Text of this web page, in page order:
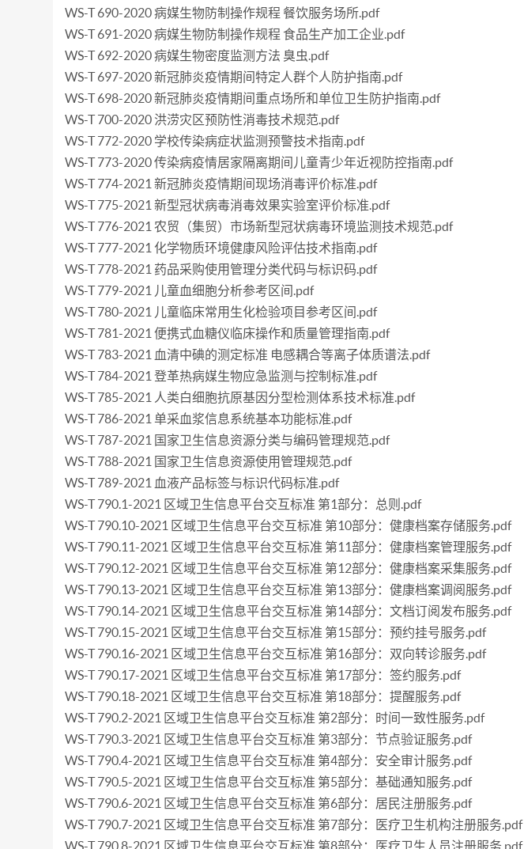
WS-T 690-2020 病媒生物防制操作规程 餐饮服务场所.pdf
WS-T 691-2020 病媒生物防制操作规程 食品生产加工企业.pdf
WS-T 692-2020 病媒生物密度监测方法 臭虫.pdf
WS-T 697-2020 新冠肺炎疫情期间特定人群个人防护指南.pdf
WS-T 698-2020 新冠肺炎疫情期间重点场所和单位卫生防护指南.pdf
WS-T 700-2020 洪涝灾区预防性消毒技术规范.pdf
WS-T 772-2020 学校传染病症状监测预警技术指南.pdf
WS-T 773-2020 传染病疫情居家隔离期间儿童青少年近视防控指南.pdf
WS-T 774-2021 新冠肺炎疫情期间现场消毒评价标准.pdf
WS-T 775-2021 新型冠状病毒消毒效果实验室评价标准.pdf
WS-T 776-2021 农贸（集贸）市场新型冠状病毒环境监测技术规范.pdf
WS-T 777-2021 化学物质环境健康风险评估技术指南.pdf
WS-T 778-2021 药品采购使用管理分类代码与标识码.pdf
WS-T 779-2021 儿童血细胞分析参考区间.pdf
WS-T 780-2021 儿童临床常用生化检验项目参考区间.pdf
WS-T 781-2021 便携式血糖仪临床操作和质量管理指南.pdf
WS-T 783-2021 血清中碘的测定标准 电感耦合等离子体质谱法.pdf
WS-T 784-2021 登革热病媒生物应急监测与控制标准.pdf
WS-T 785-2021 人类白细胞抗原基因分型检测体系技术标准.pdf
WS-T 786-2021 单采血浆信息系统基本功能标准.pdf
WS-T 787-2021 国家卫生信息资源分类与编码管理规范.pdf
WS-T 788-2021 国家卫生信息资源使用管理规范.pdf
WS-T 789-2021 血液产品标签与标识代码标准.pdf
WS-T 790.1-2021 区域卫生信息平台交互标准 第1部分：总则.pdf
WS-T 790.10-2021 区域卫生信息平台交互标准 第10部分：健康档案存储服务.pdf
WS-T 790.11-2021 区域卫生信息平台交互标准 第11部分：健康档案管理服务.pdf
WS-T 790.12-2021 区域卫生信息平台交互标准 第12部分：健康档案采集服务.pdf
WS-T 790.13-2021 区域卫生信息平台交互标准 第13部分：健康档案调阅服务.pdf
WS-T 790.14-2021 区域卫生信息平台交互标准 第14部分：文档订阅发布服务.pdf
WS-T 790.15-2021 区域卫生信息平台交互标准 第15部分：预约挂号服务.pdf
WS-T 790.16-2021 区域卫生信息平台交互标准 第16部分：双向转诊服务.pdf
WS-T 790.17-2021 区域卫生信息平台交互标准 第17部分：签约服务.pdf
WS-T 790.18-2021 区域卫生信息平台交互标准 第18部分：提醒服务.pdf
WS-T 790.2-2021 区域卫生信息平台交互标准 第2部分：时间一致性服务.pdf
WS-T 790.3-2021 区域卫生信息平台交互标准 第3部分：节点验证服务.pdf
WS-T 790.4-2021 区域卫生信息平台交互标准 第4部分：安全审计服务.pdf
WS-T 790.5-2021 区域卫生信息平台交互标准 第5部分：基础通知服务.pdf
WS-T 790.6-2021 区域卫生信息平台交互标准 第6部分：居民注册服务.pdf
WS-T 790.7-2021 区域卫生信息平台交互标准 第7部分：医疗卫生机构注册服务.pdf
WS-T 790.8-2021 区域卫生信息平台交互标准 第8部分：医疗卫生人员注册服务.pdf